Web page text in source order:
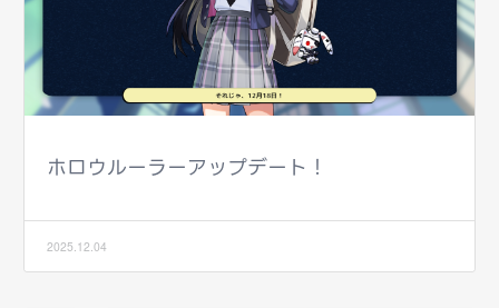
ホロウルーラーアップデート！
2025.12.04